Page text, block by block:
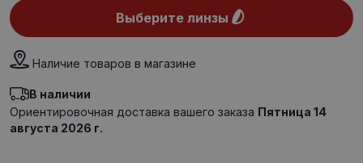
Выберите линзы
Наличие товаров в магазине
В наличии
Ориентировочная доставка вашего заказа Пятница 14
августа 2026 г.